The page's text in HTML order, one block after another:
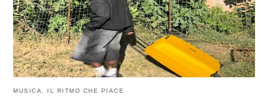
MUSICA, IL RITMO CHE PIACE